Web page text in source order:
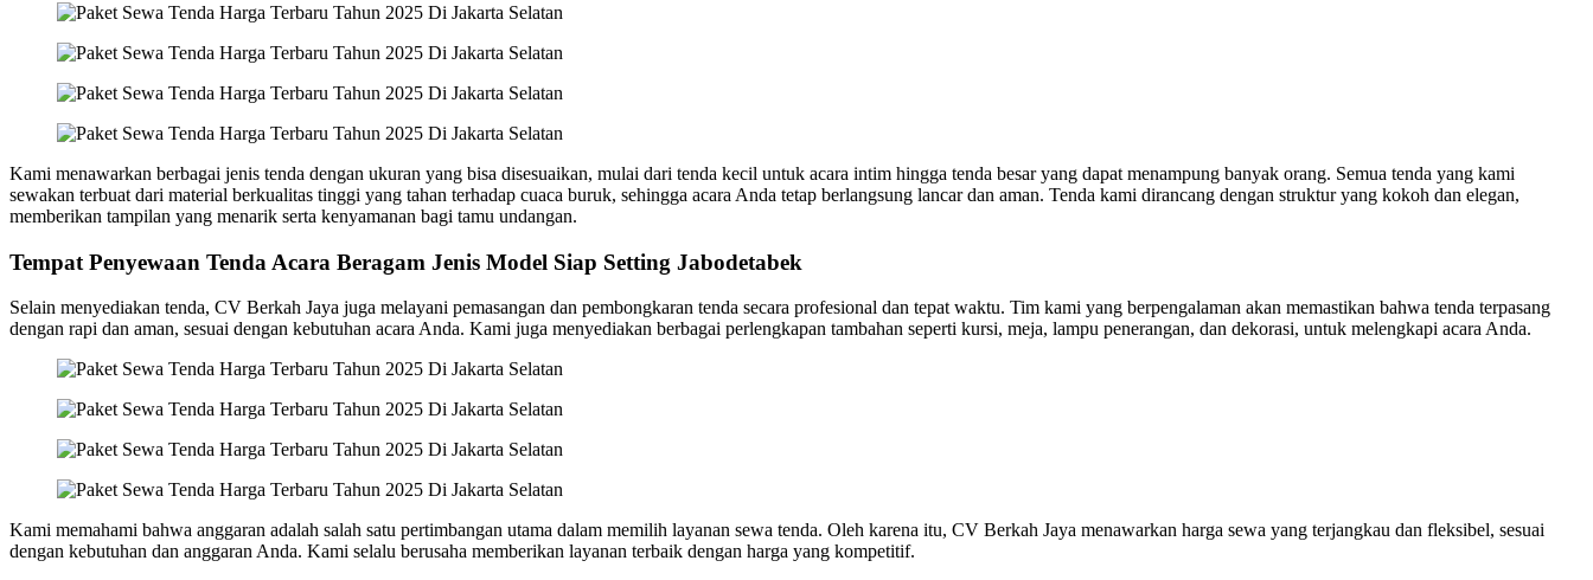
Kami menawarkan berbagai jenis tenda dengan ukuran yang bisa disesuaikan, mulai dari tenda kecil untuk acara intim hingga tenda besar yang dapat menampung banyak orang. Semua tenda yang kami
sewakan terbuat dari material berkualitas tinggi yang tahan terhadap cuaca buruk, sehingga acara Anda tetap berlangsung lancar dan aman. Tenda kami dirancang dengan struktur yang kokoh dan elegan,
memberikan tampilan yang menarik serta kenyamanan bagi tamu undangan.
Tempat Penyewaan Tenda Acara Beragam Jenis Model Siap Setting Jabodetabek
Selain menyediakan tenda, CV Berkah Jaya juga melayani pemasangan dan pembongkaran tenda secara profesional dan tepat waktu. Tim kami yang berpengalaman akan memastikan bahwa tenda terpasang
dengan rapi dan aman, sesuai dengan kebutuhan acara Anda. Kami juga menyediakan berbagai perlengkapan tambahan seperti kursi, meja, lampu penerangan, dan dekorasi, untuk melengkapi acara Anda.
Kami memahami bahwa anggaran adalah salah satu pertimbangan utama dalam memilih layanan sewa tenda. Oleh karena itu, CV Berkah Jaya menawarkan harga sewa yang terjangkau dan fleksibel, sesuai
dengan kebutuhan dan anggaran Anda. Kami selalu berusaha memberikan layanan terbaik dengan harga yang kompetitif.